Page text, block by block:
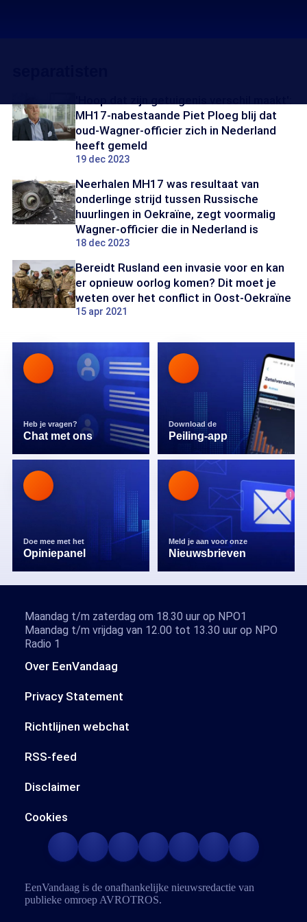
MH17-nabestaande Piet Ploeg blij dat
oud-Wagner-officier zich in Nederland
heeft gemeld
19 dec 2023
Neerhalen MH17 was resultaat van
onderlinge strijd tussen Russische
huurlingen in Oekraïne, zegt voormalig
Wagner-officier die in Nederland is
18 dec 2023
Bereidt Rusland een invasie voor en kan
er opnieuw oorlog komen? Dit moet je
weten over het conflict in Oost-Oekraïne
15 apr 2021
Heb je vragen?
Chat met ons
Download de
Peiling-app
Doe mee met het
Opiniepanel
Meld je aan voor onze
Nieuwsbrieven
Over EenVandaag
Privacy Statement
Richtlijnen webchat
RSS-feed
Disclaimer
Cookies
Maandag t/m zaterdag om 18.30 uur op NPO1
Maandag t/m vrijdag van 12.00 tot 13.30 uur op NPO
Radio 1
EenVandaag is de onafhankelijke nieuwsredactie van
publieke omroep AVROTROS.